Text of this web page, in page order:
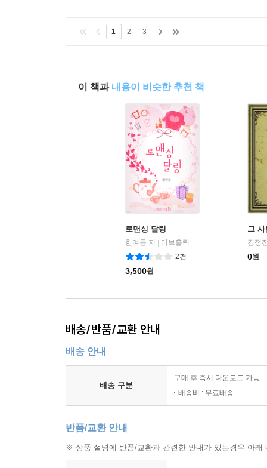
1 2 3
이 책과 내용이 비슷한 추천 책
로맨싱 달링
한여름 저
러브홀릭
2건
3,500원
그 사
김정
0원
배송/반품/교환 안내
배송 안내
배송 구분
구매 후 즉시 다운로드 가능
배송비 : 무료배송
반품/교환 안내
※ 상품 설명에 반품/교환과 관련한 안내가 있는경우 아